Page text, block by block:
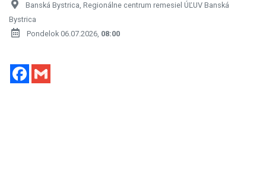
Banská Bystrica, Regionálne centrum remesiel ÚĽUV Banská
Bystrica
Pondelok 06.07.2026, 08:00
Facebook